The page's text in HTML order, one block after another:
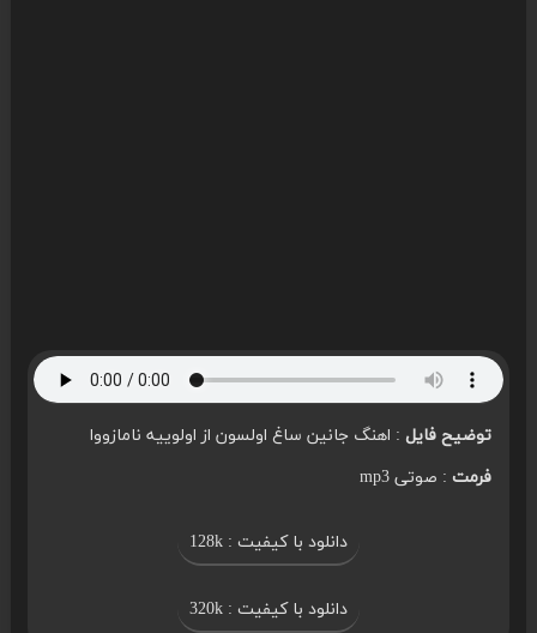
توضیح فایل: اهنگ جانین ساغ اولسون از اولوییه نامازووا
فرمت: صوتی mp3
دانلود با کیفیت : 128k
دانلود با کیفیت : 320k